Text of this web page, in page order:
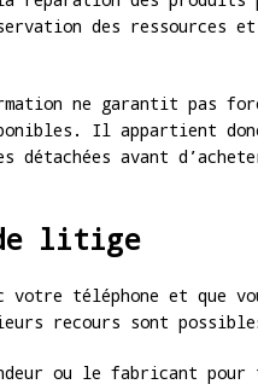
des ressources
ne garantit pas
Il appartient donc
avant
litige
votre téléphone et que
recours sont
ou le fabricant